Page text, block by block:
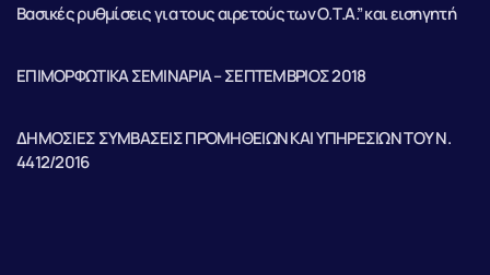
Βασικές ρυθμίσεις για τους αιρετούς των Ο.Τ.Α.” και εισηγητή
ΕΠΙΜΟΡΦΩΤΙΚΑ ΣΕΜΙΝΑΡΙΑ – ΣΕΠΤΕΜΒΡΙΟΣ 2018
ΔΗΜΟΣΙΕΣ ΣΥΜΒΑΣΕΙΣ ΠΡΟΜΗΘΕΙΩΝ ΚΑΙ ΥΠΗΡΕΣΙΩΝ ΤΟΥ Ν.
4412/2016